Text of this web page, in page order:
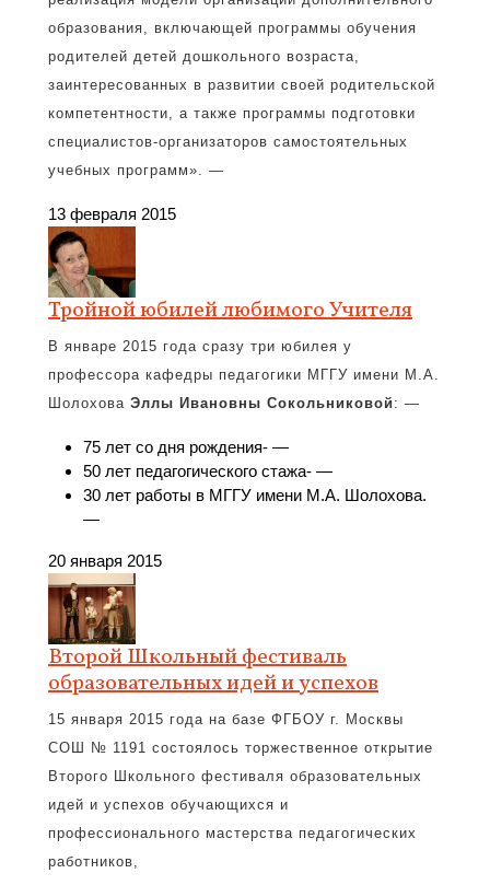
образования, включающей программы обучения
родителей детей дошкольного возраста,
заинтересованных в развитии своей родительской
компетентности, а также программы подготовки
специалистов-организаторов самостоятельных
учебных программ». —
13 февраля 2015
Тройной юбилей любимого Учителя
В январе 2015 года сразу три юбилея у
профессора кафедры педагогики МГГУ имени М.А.
Шолохова Эллы Ивановны Сокольниковой : —
75 лет со дня рождения- —
50 лет педагогического стажа- —
30 лет работы в МГГУ имени М.А. Шолохова.
—
20 января 2015
Второй Школьный фестиваль
образовательных идей и успехов
15 января 2015 года на базе ФГБОУ г. Москвы
СОШ № 1191 состоялось торжественное открытие
Второго Школьного фестиваля образовательных
идей и успехов обучающихся и
профессионального мастерства педагогических
работников,